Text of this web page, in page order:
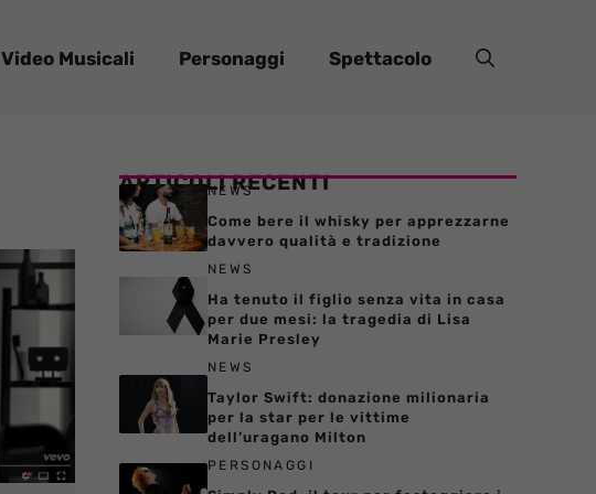
Video Musicali Personaggi Spettacolo
ARTICOLI RECENTI
NEWS
Come bere il whisky per apprezzarne
davvero qualità e tradizione
NEWS
Ha tenuto il figlio senza vita in casa
per due mesi: la tragedia di Lisa
Marie Presley
NEWS
Taylor Swift: donazione milionaria
per la star per le vittime
dell’uragano Milton
PERSONAGGI